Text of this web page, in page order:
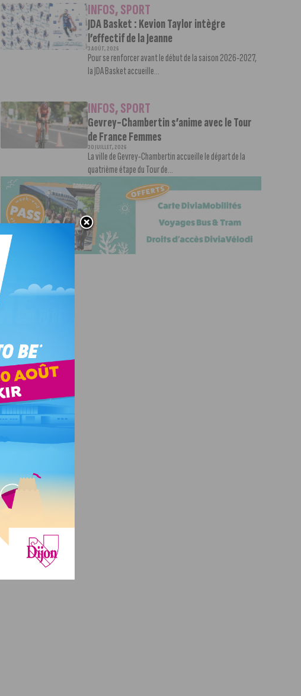
INFOS,SPORT
JDA Basket : Kevion Taylor intègre
l’effectif de la Jeanne
3 AOÛT, 2026
Pour se renforcer avant le début de la saison 2026-2027,
la JDA Basket accueille...
INFOS,SPORT
Gevrey-Chambertin s’anime avec le Tour
de France Femmes
30 JUILLET, 2026
La ville de Gevrey-Chambertin accueille le départ de la
quatrième étape du Tour de...